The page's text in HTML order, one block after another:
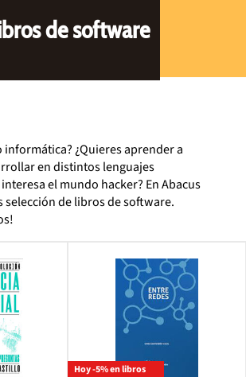
de software
informática? ¿Quieres aprender a
en distintos lenguajes
el mundo hacker? En Abacus
selección de libros de software.
Hoy -5% en libros